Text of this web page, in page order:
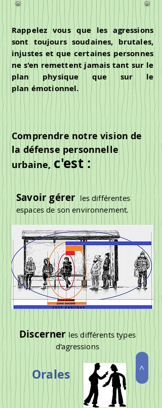
Rappelez vous que les agressions
sont toujours soudaines, brutales,
injustes et que certaines personnes
ne s'en remettent jamais tant sur le
plan physique que sur le
plan émotionnel.
Comprendre notre vision de
la défense personnelle
urbaine,c'est :
Savoir gérer les différentes
espaces de son environnement.
Discerner les différents types
d'agressions
Orales >